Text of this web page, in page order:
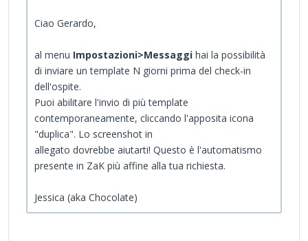
Ciao Gerardo,
al menu Impostazioni>Messaggi hai la possibilità
di inviare un template N giorni prima del check-in
dell'ospite.
Puoi abilitare l'invio di più template
contemporaneamente, cliccando l'apposita icona
"duplica". Lo screenshot in
allegato dovrebbe aiutarti! Questo è l'automatismo
presente in ZaK più affine alla tua richiesta.
Jessica (aka Chocolate)